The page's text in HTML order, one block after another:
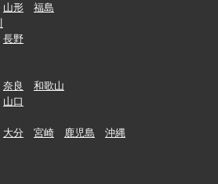
山形
福島
長野
奈良
和歌山
山口
大分 宮崎 鹿児島 沖縄